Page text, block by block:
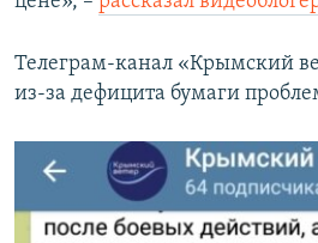
Телеграм-канал «Крымский
из-за дефицита бумаги